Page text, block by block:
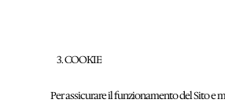
COOKIE
Per assicurare il funzionamento del Sito e